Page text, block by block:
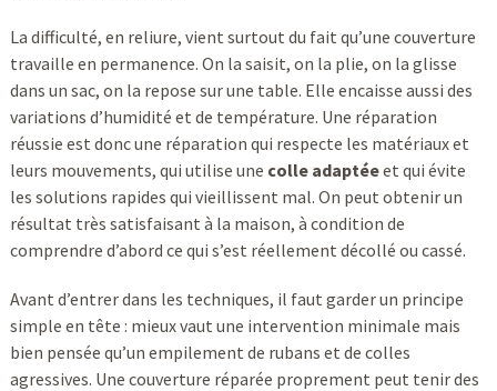
La difficulté, en reliure, vient surtout du fait qu’une couverture
travaille en permanence. On la saisit, on la plie, on la glisse
dans un sac, on la repose sur une table. Elle encaisse aussi des
variations d’humidité et de température. Une réparation
réussie est donc une réparation qui respecte les matériaux et
leurs mouvements, qui utilise une colle adaptéeet qui évite
les solutions rapides qui vieillissent mal. On peut obtenir un
résultat très satisfaisant à la maison, à condition de
comprendre d’abord ce qui s’est réellement décollé ou cassé.
Avant d’entrer dans les techniques, il faut garder un principe
simple en tête : mieux vaut une intervention minimale mais
bien pensée qu’un empilement de rubans et de colles
agressives. Une couverture réparée proprement peut tenir des